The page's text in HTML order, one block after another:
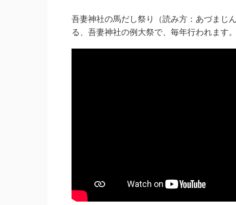
吾妻神社の馬だし祭り（読み方：あづまじ
る、吾妻神社の例大祭で、毎年行われます。